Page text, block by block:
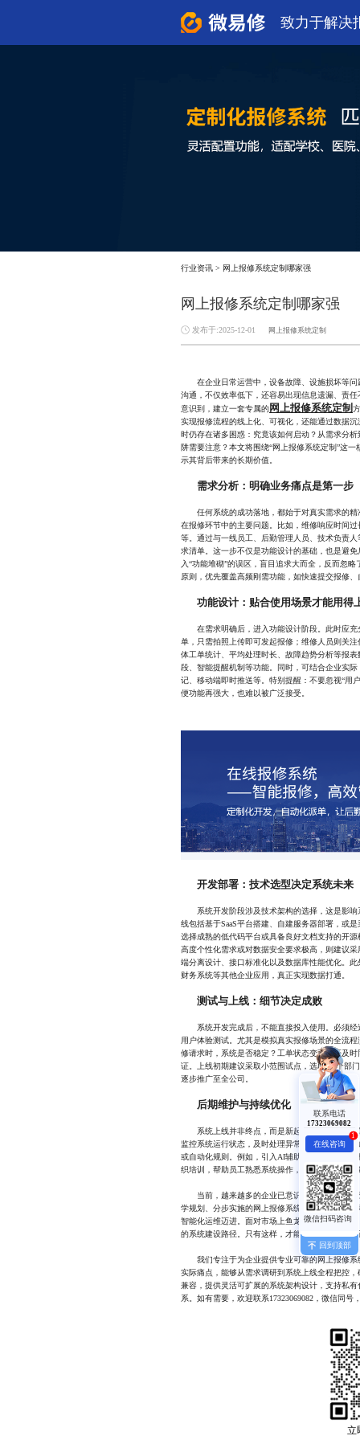
致力于解决
行业资讯 > 网上报修系统定制哪家强
网上报修系统定制哪家强
发布于:2025-12-01 网上报修系统定制
在企业日常运营中，设备故障、设施损坏等问
沟通，不仅效率低下，还容易出现信息遗漏、责
意识到，建立一套专属的网上报修系统定制
实现报修流程的线上化、可视化，还能通过数据
时仍存在诸多困惑：究竟该如何启动？从需求分
阱需要注意？本文将围绕“网上报修系统定制”这
示其背后带来的长期价值。
需求分析：明确业务痛点是第一步
任何系统的成功落地，都始于对真实需求的精
在报修环节中的主要问题。比如，维修响应时间
等。通过与一线员工、后勤管理人员、技术负责
求清单。这一步不仅是功能设计的基础，也是避
入“功能堆砌”的误区，盲目追求大而全，反而忽
原则，优先覆盖高频刚需功能，如快速提交报修
功能设计：贴合使用场景才能用得
在需求明确后，进入功能设计阶段。此时应充
单，只需拍照上传即可发起报修；维修人员则关
体工单统计、平均处理时长、故障趋势分析等报
段、智能提醒机制等功能。同时，可结合企业实
记、移动端即时推送等。特别提醒：不要忽视“用
便功能再强大，也难以被广泛接受。
开发部署：技术选型决定系统未来
系统开发阶段涉及技术架构的选择，这是影响
线包括基于SaaS平台搭建、自建服务器部署，或
选择成熟的低代码平台或具备良好文档支持的开
高度个性化需求或对数据安全要求极高，则建议
端分离设计、接口标准化以及数据库性能优化。
财务系统等其他企业应用，真正实现数据打通。
测试与上线：细节决定成败
系统开发完成后，不能直接投入使用。必须经
用户体验测试。尤其是模拟真实报修场景的全流
修请求时，系统是否稳定？工单状态变更是否及
证。上线初期建议采取小范围试点，选取1-2个部
逐步推广至全公司。
后期维护与持续优化
系统上线并非终点，而是新起点。真正的价值
监控系统运行状态，及时处理异常。同时，根据
或自动化规则。例如，引入AI辅助分类、预测性
织培训，帮助员工熟悉系统操作，减少因误操作导
当前，越来越多的企业已意识到，仅靠“临时应
学规划、分步实施的网上报修系统定制，不仅能
智能化运维迈进。面对市场上鱼龙混杂的解决方
的系统建设路径。只有这样，才能让数字化工具
我们专注于为企业提供专业可靠的网上报修系
实际痛点，能够从需求调研到系统上线全程把控
兼容，提供灵活可扩展的系统架构设计，支持私
系。如有需要，欢迎联系17323069082，微信同
立
联系电话
17323069082
在线咨询
1
回到顶部